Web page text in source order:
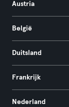
Austria
België
Duitsland
Frankrijk
Nederland